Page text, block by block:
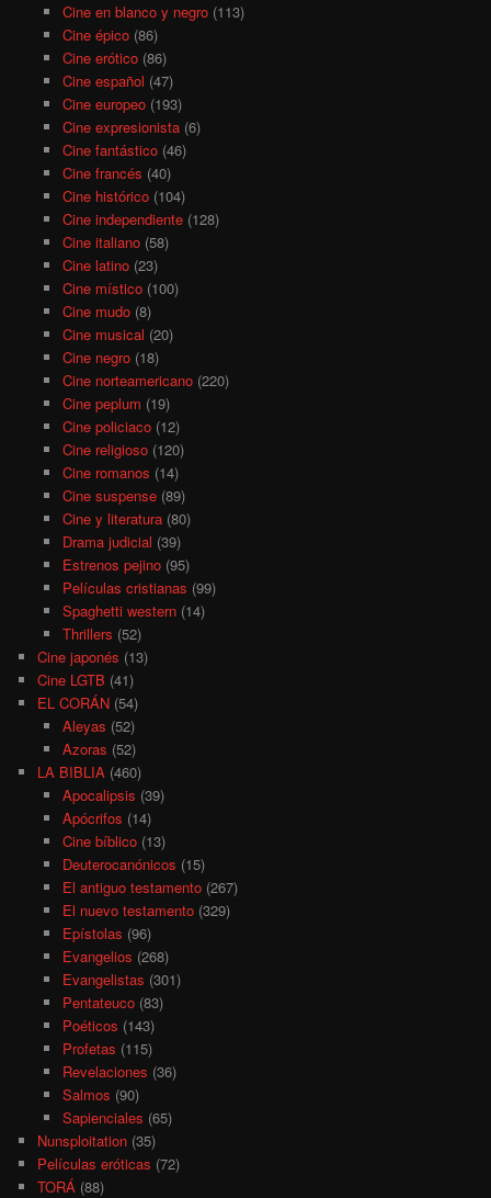
Cine en blanco y negro(113)
Cine épico(86)
Cine erótico(86)
Cine español (47)
Cine europeo(193)
Cine expresionista(6)
Cine fantástico(46)
Cine francés (40)
Cine histórico(104)
Cine independiente(128)
Cine italiano(58)
Cine latino(23)
Cine místico(100)
Cine mudo(8)
Cine musical (20)
Cine negro(18)
Cine norteamericano(220)
Cine peplum (19)
Cine policiaco(12)
Cine religioso(120)
Cine romanos (14)
Cine suspense(89)
Cine y literatura(80)
Drama judicial (39)
Estrenos pejino(95)
Películas cristianas (99)
Spaghetti western(14)
Thrillers (52)
Cine japonés (13)
Cine LGTB (41)
EL CORÁN (54)
Aleyas (52)
Azoras (52)
LA BIBLIA (460)
Apocalipsis (39)
Apócrifos (14)
Cine bíblico(13)
Deuterocanónicos (15)
El antiguo testamento(267)
El nuevo testamento(329)
Epístolas (96)
Evangelios (268)
Evangelistas (301)
Pentateuco(83)
Poéticos (143)
Profetas (115)
Revelaciones (36)
Salmos (90)
Sapienciales (65)
Nunsploitation (35)
Películas eróticas (72)
TORÁ (88)